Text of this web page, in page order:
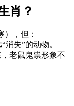
肖？
），但：
消失”的动物。
，老鼠鬼祟形象不